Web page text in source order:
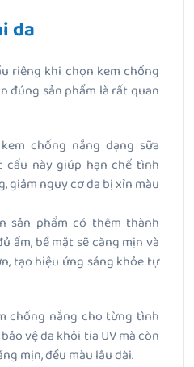
da
riêng khi chọn kem chống
đúng sản phẩm là rất quan
chống nắng dạng sữa
cấu này giúp hạn chế tình
giảm nguy cơ da bị xỉn màu
sản phẩm có thêm thành
ẩm, bề mặt sẽ căng mịn và
tạo hiệu ứng sáng khỏe tự
chống nắng cho từng tình
vệ da khỏi tia UV mà còn
mịn, đều màu lâu dài.